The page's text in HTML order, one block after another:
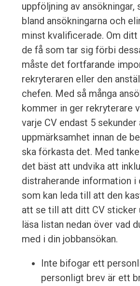
uppföljning av ansökningar,
bland ansökningarna och
minst kvalificerade. Om ditt
de få som tar sig förbi
måste det fortfarande
rekryteraren eller den
chefen. Med så många
kommer in ger rekryterare
varje CV endast 5 sekunder
uppmärksamhet innan de
ska förkasta det. Med
det bäst att undvika att
distraherande information i
som kan leda till att den
att se till att ditt CV sticker
läsa listan nedan över vad
med i din jobbansökan.
Inte bifogar ett
personligt brev är ett